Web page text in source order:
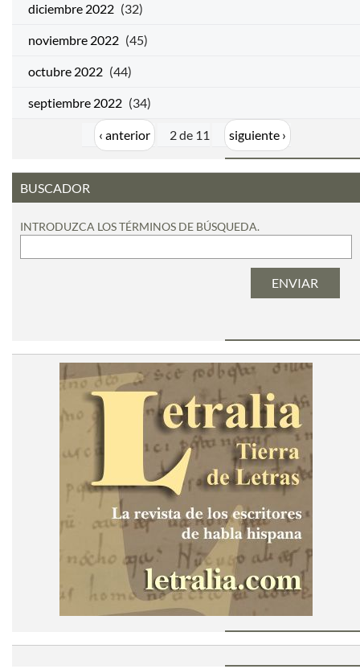
diciembre 2022 (32)
noviembre 2022 (45)
octubre 2022 (44)
septiembre 2022 (34)
‹ anterior 2 de 11 siguiente ›
BUSCADOR
INTRODUZCA LOS TÉRMINOS DE BÚSQUEDA.